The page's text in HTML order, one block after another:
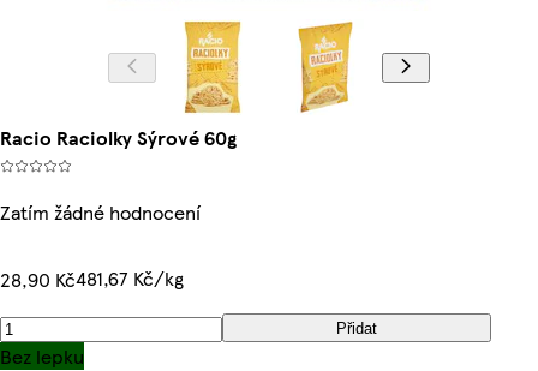
Racio Raciolky Sýrové 60g
Zatím žádné hodnocení
28,90 Kč481,67 Kč/kg
Přidat
Bez lepku